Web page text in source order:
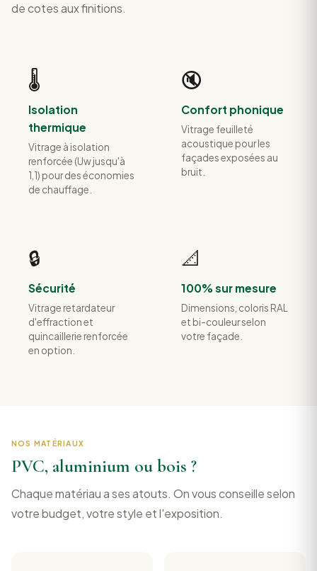
de cotes aux finitions.
🌡️
Isolation
thermique
Vitrage à isolation
renforcée (Uw jusqu'à
1,1) pour des économies
de chauffage.
🔇
Confort phonique
Vitrage feuilleté
acoustique pour les
façades exposées au
bruit.
🔒
Sécurité
Vitrage retardateur
d'effraction et
quincaillerie renforcée
en option.
📐
100% sur mesure
Dimensions, coloris RAL
et bi-couleur selon
votre façade.
NOS MATÉRIAUX
PVC, aluminium ou bois ?
Chaque matériau a ses atouts. On vous conseille selon
votre budget, votre style et l'exposition.